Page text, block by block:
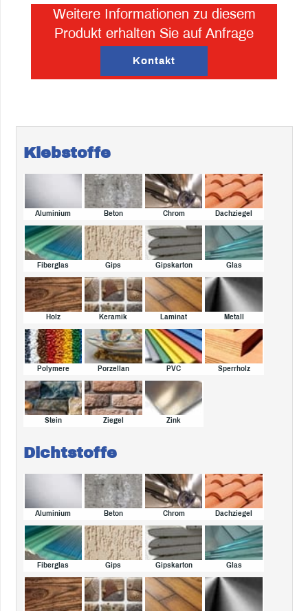
Weitere Informationen zu diesem
Produkt erhalten Sie auf Anfrage
Kontakt
Klebstoffe
Aluminium Beton Chrom Dachziegel
Fiberglas Gips Gipskarton Glas
Holz Keramik Laminat Metall
Polymere Porzellan PVC Sperrholz
Stein Ziegel Zink
Dichtstoffe
Aluminium Beton Chrom Dachziegel
Fiberglas Gips Gipskarton Glas